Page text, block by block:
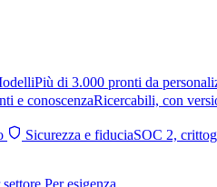
Più di 3.000 pronti da
e conoscenzaRicercabili, con
Sicurezza e fiduciaSOC 2,
settore Per esigenza